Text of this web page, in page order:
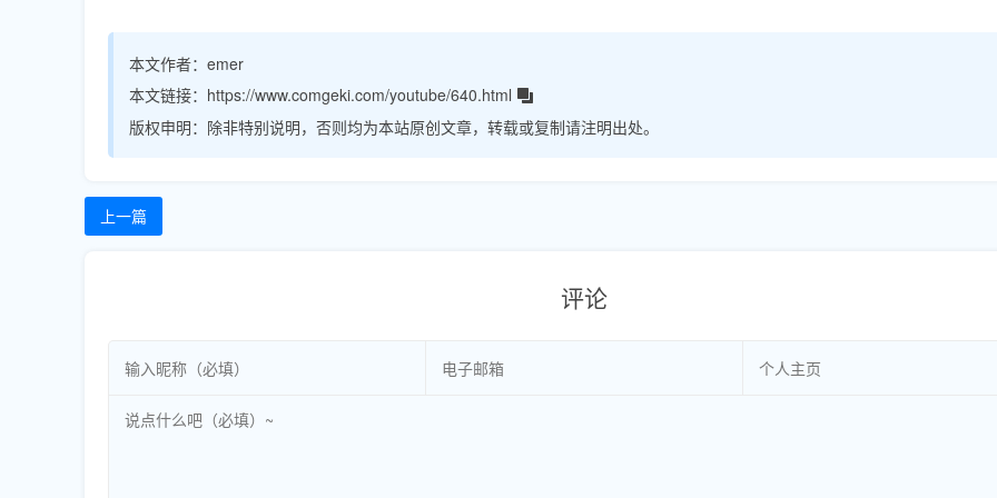
本文作者： emer
本文链接： https://www.comgeki.com/youtube/640.html
版权申明： 除非特别说明，否则均为本站原创文章，转载或复制请注明出处。
上一篇
评论